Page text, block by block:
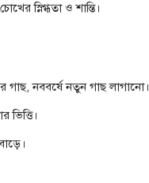
স্নিগ্ধতা ও শান্তি।
নববর্ষে নতুন গাছ লাগানো।
ভিত্তি।